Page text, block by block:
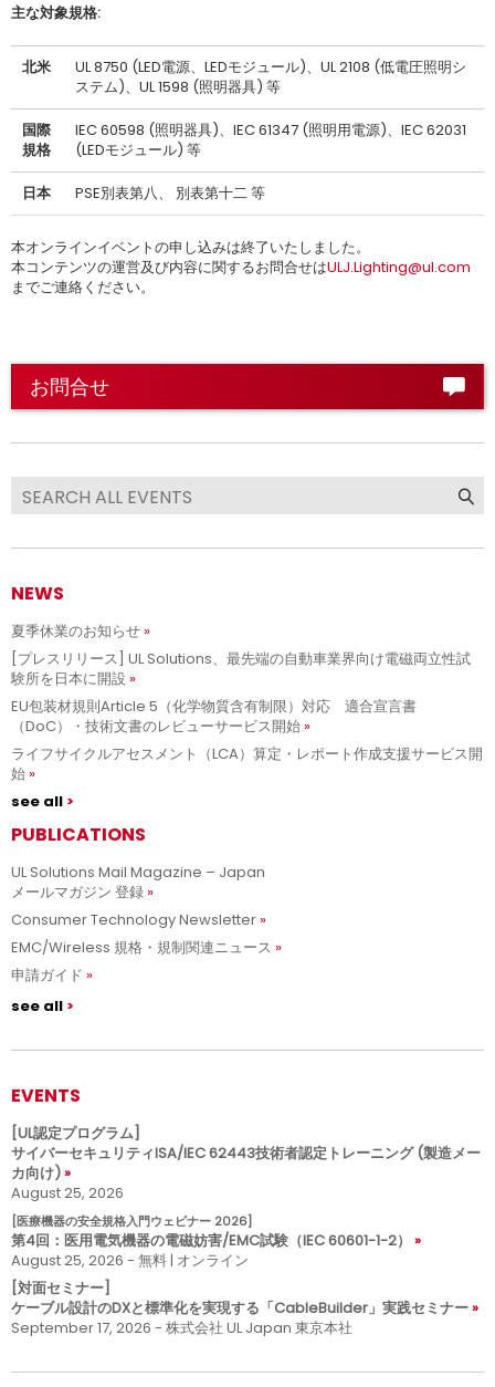
主な対象規格:
北米
UL 8750 (LED電源、LEDモジュール)、UL 2108 (低電圧照明シ
ステム)、UL 1598 (照明器具) 等
国際
規格
IEC 60598 (照明器具)、IEC 61347 (照明用電源)、IEC 62031
(LEDモジュール) 等
日本 PSE別表第八、 別表第十二 等
本オンラインイベントの申し込みは終了いたしました。
本コンテンツの運営及び内容に関するお問合せはULJ.Lighting@ul.com
までご連絡ください。
お問合せ
NEWS
夏季休業のお知らせ
[プレスリリース] UL Solutions、最先端の自動車業界向け電磁両立性試
験所を日本に開設
EU包装材規則Article 5（化学物質含有制限）対応 適合宣言書
（DoC）・技術文書のレビューサービス開始
ライフサイクルアセスメント（LCA）算定・レポート作成支援サービス開
始
see all
PUBLICATIONS
UL Solutions Mail Magazine – Japan
メールマガジン 登録
Consumer Technology Newsletter
EMC/Wireless 規格・規制関連ニュース
申請ガイド
see all
EVENTS
[UL認定プログラム]
サイバーセキュリティISA/IEC 62443技術者認定トレーニング (製造メー
カ向け)
August 25, 2026
[医療機器の安全規格入門ウェビナー 2026]
第4回：医用電気機器の電磁妨害/EMC試験（IEC 60601-1-2）
August 25, 2026 - 無料 | オンライン
[対面セミナー]
ケーブル設計のDXと標準化を実現する「CableBuilder」実践セミナー
September 17, 2026 - 株式会社 UL Japan 東京本社